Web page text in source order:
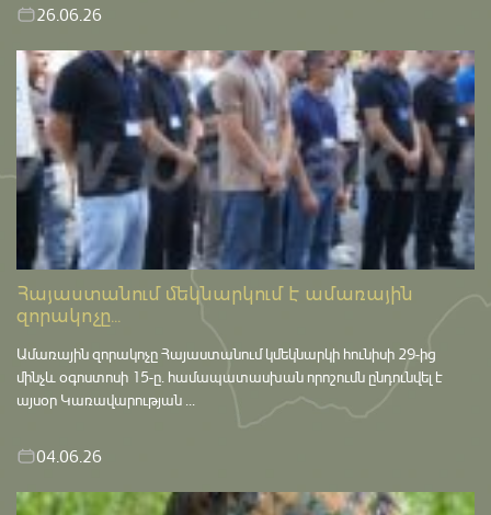
26.06.26
Հայաստանում մեկնարկում է ամառային
զորակոչը...
Ամառային զորակոչը Հայաստանում կմեկնարկի հունիսի 29-ից
մինչև օգոստոսի 15-ը․ համապատասխան որոշումն ընդունվել է
այսօր Կառավարության ...
04.06.26